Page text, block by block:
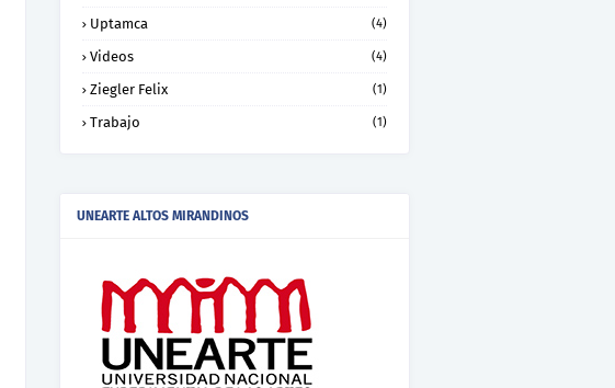
Uptamca (4)
Videos (4)
Ziegler Felix (1)
Trabajo (1)
UNEARTE ALTOS MIRANDINOS